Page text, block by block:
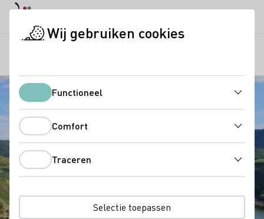
Wij gebruiken cookies
FunctioneelFunctioneel
Comfort
Traceren
Selectie toepassen